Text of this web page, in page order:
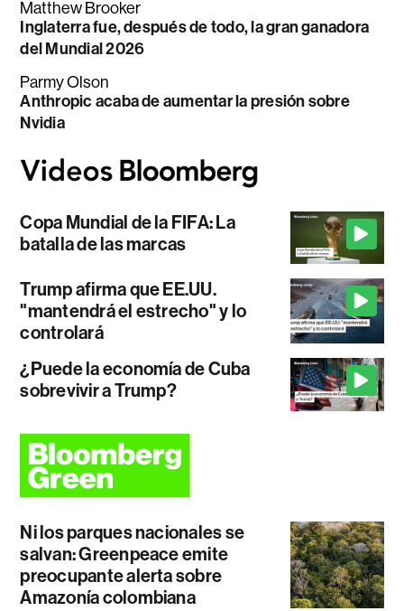
Matthew Brooker
Inglaterra fue, después de todo, la gran ganadora
del Mundial 2026
Parmy Olson
Anthropic acaba de aumentar la presión sobre
Nvidia
Copa Mundial de la FIFA: La
batalla de las marcas
Trump afirma que EE.UU.
"mantendrá el estrecho" y lo
controlará
¿Puede la economía de Cuba
sobrevivir a Trump?
Ni los parques nacionales se
salvan: Greenpeace emite
preocupante alerta sobre
Amazonía colombiana